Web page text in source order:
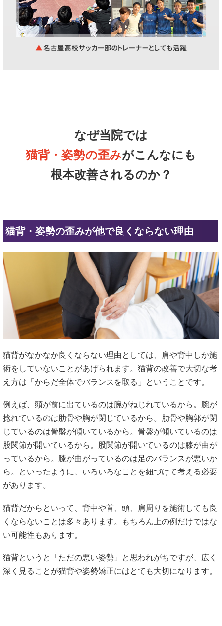
なぜ当院では
猫背・姿勢の歪みがこんなにも
根本改善されるのか？
猫背・姿勢の歪みが他で良くならない理由
猫背がなかなか良くならない理由としては、肩や背中しか施
術をしていないことがあげられます。猫背の改善で大切な考
え方は「からだ全体でバランスを取る」ということです。
例えば、頭が前に出ているのは腕がねじれているから。腕が
捻れているのは肋骨や胸が閉じているから。肋骨や胸郭が閉
じているのは骨盤が傾いているから。骨盤が傾いているのは
股関節が開いているから。股関節が開いているのは膝が曲が
っているから。膝が曲がっているのは足のバランスが悪いか
ら。といったように、いろいろなことを紐づけて考える必要
があります。
猫背だからといって、背中や首、頭、肩周りを施術しても良
くならないことは多々あります。もちろん上の例だけではな
い可能性もあります。
猫背というと「ただの悪い姿勢」と思われがちですが、広く
深く見ることが猫背や姿勢矯正にはとても大切になります。